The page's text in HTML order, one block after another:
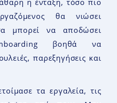
η ένταξη, τόσο πιο
θα νιώσει
μπορεί να αποδώσει
βοηθά να
παρεξηγήσεις και
τα εργαλεία, τις